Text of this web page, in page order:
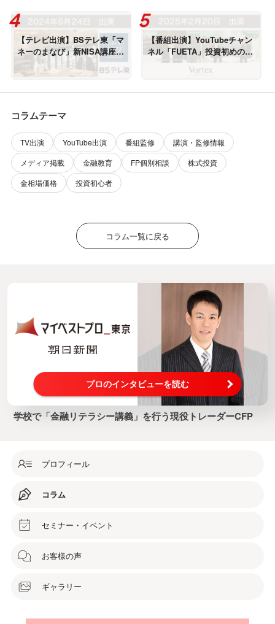
【テレビ出演】BSテレ東「マ
ネーのまなび」新NISA講座・
成長投資枠で個別株（6月24
日放送）に出演しました
【番組出演】YouTubeチャン
ネル「FUETA」投資初めの一
歩＜全6回＞出演しました
コラムテーマ
TV出演 YouTube出演 番組監修
講演・監修情報
メディア掲載
金融教育 FP個別相談
株式投資
金相場価格
投資初心者
コラム一覧に戻る
プロのインタビューを読む
学校で「金融リテラシー講義」を行う現役トレーダーCFP
プロフィール
コラム
セミナー・イベント
お客様の声
ギャラリー